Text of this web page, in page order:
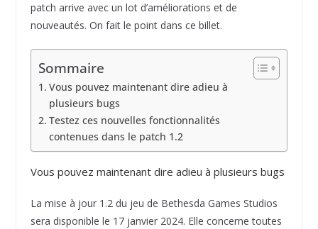
patch arrive avec un lot d’améliorations et de
nouveautés. On fait le point dans ce billet.
Sommaire
Vous pouvez maintenant dire adieu à
plusieurs bugs
Testez ces nouvelles fonctionnalités
contenues dans le patch 1.2
Vous pouvez maintenant dire adieu à plusieurs bugs
La mise à jour 1.2 du jeu de Bethesda Games Studios
sera disponible le 17 janvier 2024. Elle concerne toutes